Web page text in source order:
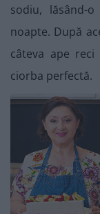
sodiu, lăsând-
noapte. După
câteva ape
ciorba perfectă.